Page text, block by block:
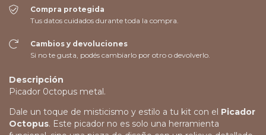
Compra protegida
Tus datos cuidados durante toda la compra.
Cambios y devoluciones
Si no te gusta, podés cambiarlo por otro o devolverlo.
Descripción
Picador 0ctopus metal.
Dale un toque de misticismo y estilo a tu kit con el Picador
Octopus. Este picador no es solo una herramienta